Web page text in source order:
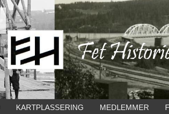
KARTPLASSERING MEDLEMMER